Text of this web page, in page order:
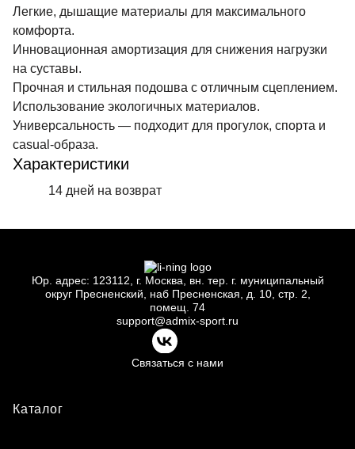
Легкие, дышащие материалы для максимального
комфорта.
Инновационная амортизация для снижения нагрузки
на суставы.
Прочная и стильная подошва с отличным сцеплением.
Использование экологичных материалов.
Универсальность — подходит для прогулок, спорта и
casual-образа.
Характеристики
14 дней на возврат
Юр. адрес: 123112, г. Москва, вн. тер. г. муниципальный
округ Пресненский, наб Пресненская, д. 10, стр. 2,
помещ. 74
support@admix-sport.ru
Связаться с нами
Каталог